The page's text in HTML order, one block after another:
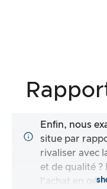
Enfin, nous
situe par
rivaliser avec
et de qualité
l’achat en